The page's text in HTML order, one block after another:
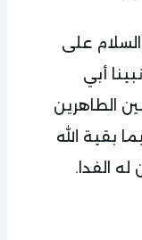
على
أبي
الطاهرين
بقية الله
له الفدا.